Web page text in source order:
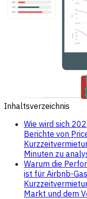
Inhaltsverzeichnis
Wie wird sich
Berichte von
Minuten zu
Warum die
ist für Airbnb-
Markt und dem